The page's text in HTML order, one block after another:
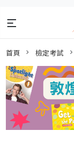
首頁 檢定考試